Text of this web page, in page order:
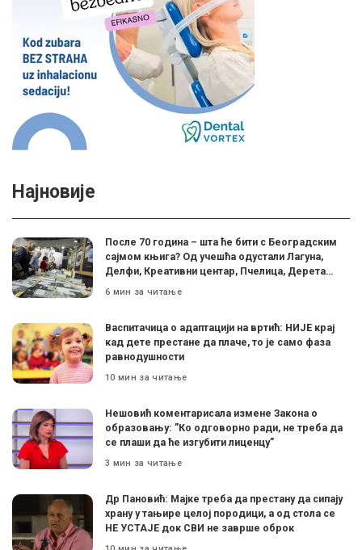
Најновије
После 70 година – шта ће бити с Београдским
сајмом књига? Од учешћа одустали Лагуна,
Делфи, Креативни центар, Пчелица, Дерета…
6 мин за читање
Васпитачица о адаптацији на вртић: НИЈЕ крај
кад дете престане да плаче, то је само фаза
равнодушности
10 мин за читање
Нешовић коментарисала измене Закона о
образовању: ”Ко одговорно ради, не треба да
се плаши да ће изгубити лиценцу”
3 мин за читање
Др Пановић: Мајке треба да престану да сипају
храну у тањире целој породици, а од стола се
НЕ УСТАЈЕ док СВИ не заврше оброк